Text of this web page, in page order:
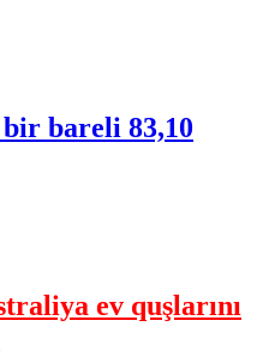
bareli 83,10
ev quşlarını